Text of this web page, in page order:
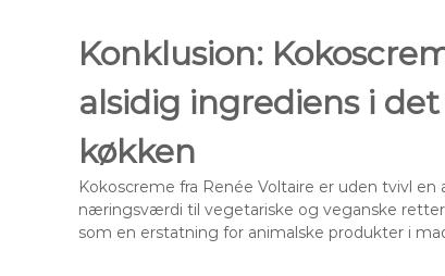
Konklusion:
alsidig ingrediens i
køkken
Kokoscreme fra Renée Voltaire er uden tvivl
næringsværdi til vegetariske og veganske
som en erstatning for animalske produkter i